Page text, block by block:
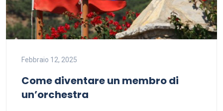
Febbraio 12, 2025
Come diventare un membro di
un’orchestra